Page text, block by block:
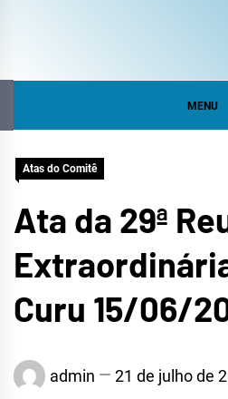
MENU
Atas do Comitê
Ata da 29ª
Curu 15/06/
admin 21 de julho de